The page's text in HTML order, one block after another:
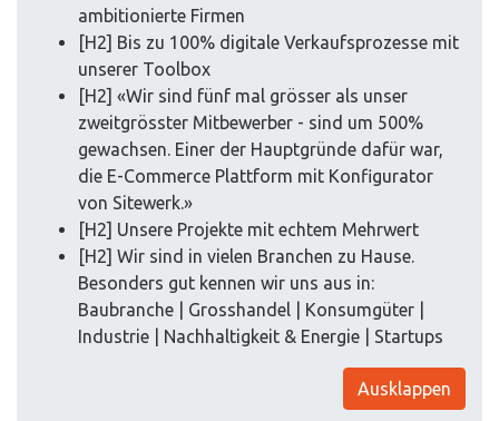
ambitionierte Firmen
[H2] Bis zu 100% digitale Verkaufsprozesse mit
unserer Toolbox
[H2] «Wir sind fünf mal grösser als unser
zweitgrösster Mitbewerber - sind um 500%
gewachsen. Einer der Hauptgründe dafür war,
die E-Commerce Plattform mit Konfigurator
von Sitewerk.»
[H2] Unsere Projekte mit echtem Mehrwert
[H2] Wir sind in vielen Branchen zu Hause.
Besonders gut kennen wir uns aus in:
Baubranche | Grosshandel | Konsumgüter |
Industrie | Nachhaltigkeit & Energie | Startups
Ausklappen